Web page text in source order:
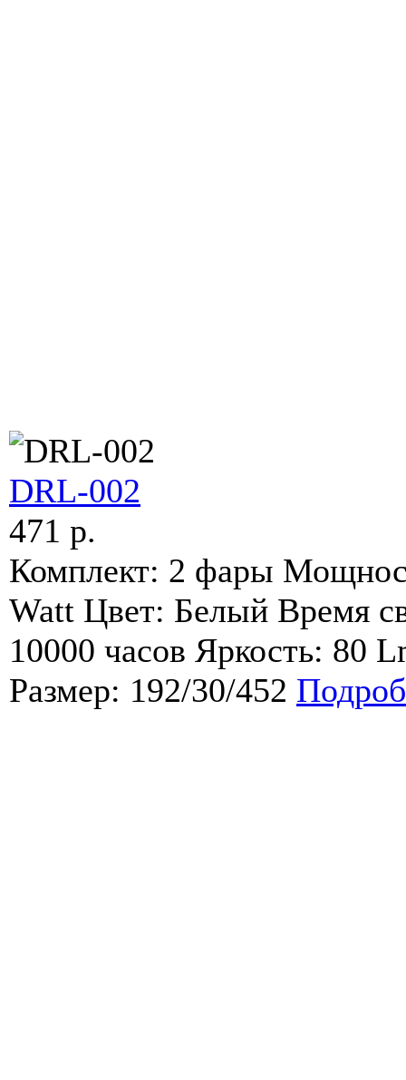
DRL-002
471 p.
Комплект: 2 фары
Watt Цвет: Белый Время
10000 часов Яркость: 80
Размер: 192/30/452